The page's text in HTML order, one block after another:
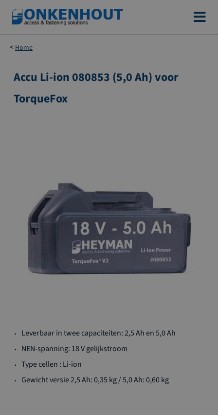
Ga
naar
de
inhoud
Home
Ga
het
Accu Li-ion 080853 (5,0 Ah) voor
TorqueFox
naar
het
van
de
Leverbaar in twee capaciteiten: 2,5 Ah en 5,0 Ah
NEN-spanning: 18 V gelijkstroom
Type cellen : Li-ion
Gewicht versie 2,5 Ah: 0,35 kg / 5,0 Ah: 0,60 kg